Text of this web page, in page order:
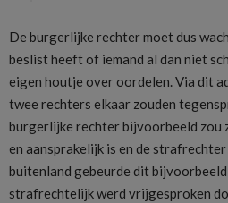
De burgerlijke rechter moet dus
beslist heeft of iemand al dan niet
eigen houtje over oordelen. Via dit
twee rechters elkaar zouden
burgerlijke rechter bijvoorbeeld zou
en aansprakelijk is en de
buitenland gebeurde dit bijvoorbeeld
strafrechtelijk werd vrijgesproken